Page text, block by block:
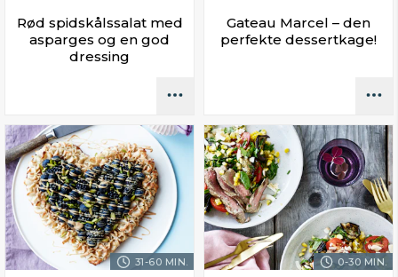
Rød spidskålssalat med
asparges og en god
dressing
Gateau Marcel – den
perfekte dessertkage!
31-60 MIN. 0-30 MIN.